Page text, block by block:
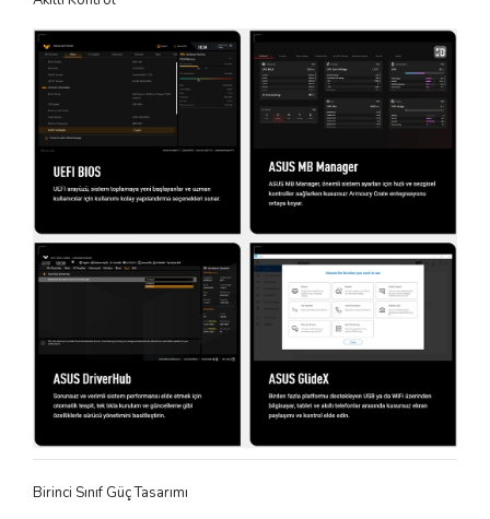
Birinci Sınıf Güç Tasarımı